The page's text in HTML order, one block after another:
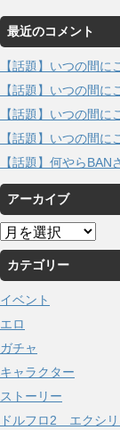
最近のコメント
【話題】いつの間に
【話題】いつの間に
【話題】いつの間に
【話題】いつの間に
【話題】何やら
アーカイブ
ア
ー
カ
イ
ブ
カテゴリー
イベント
エロ
ガチャ
キャラクター
ストーリー
ドルフロ2 エクシリ